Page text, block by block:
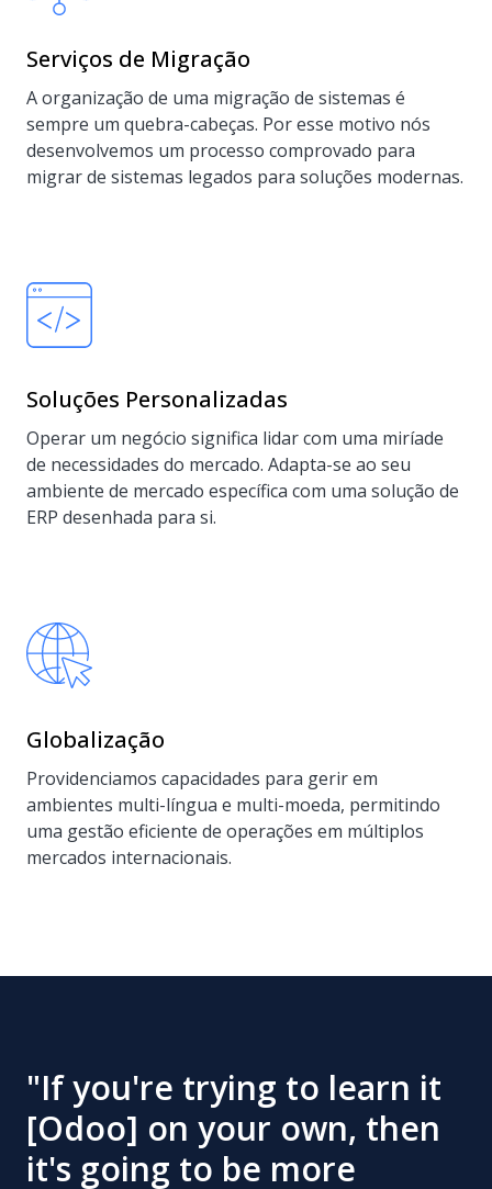
Serviços de Migração
A organização de uma migração de sistemas é
sempre um quebra-cabeças. Por esse motivo nós
desenvolvemos um processo comprovado para
migrar de sistemas legados para soluções modernas.
Soluções Personalizadas
Operar um negócio significa lidar com uma miríade
de necessidades do mercado. Adapta-se ao seu
ambiente de mercado específica com uma solução de
ERP desenhada para si.
Globalização
Providenciamos capacidades para gerir em
ambientes multi-língua e multi-moeda, permitindo
uma gestão eficiente de operações em múltiplos
mercados internacionais.
"If you're trying to learn it
[Odoo] on your own, then
it's going to be more